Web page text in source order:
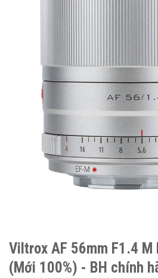
Viltrox AF 56mm F1.4 M
(Mới 100%) - BH chính